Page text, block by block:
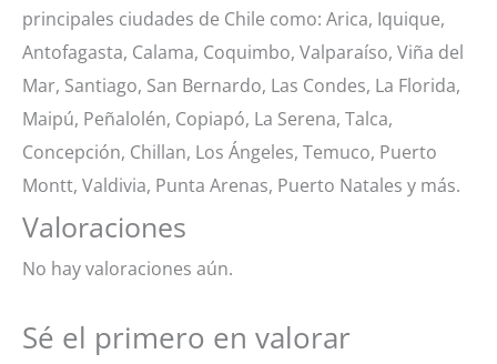
principales ciudades de Chile como: Arica, Iquique,
Antofagasta, Calama, Coquimbo, Valparaíso, Viña del
Mar, Santiago, San Bernardo, Las Condes, La Florida,
Maipú, Peñalolén, Copiapó, La Serena, Talca,
Concepción, Chillan, Los Ángeles, Temuco, Puerto
Montt, Valdivia, Punta Arenas, Puerto Natales y más.
Valoraciones
No hay valoraciones aún.
Sé el primero en valorar